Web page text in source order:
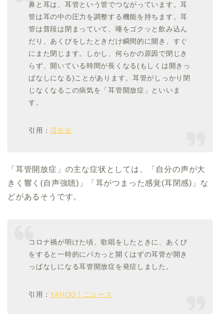
鼻と耳は、耳管という管でつながっています。耳
管は耳の中の圧力を調整する機能を持ちます。耳
管は普段は閉まっていて、唾をゴクッと飲み込ん
だり、あくびをしたときだけ瞬間的に開き、すぐ
にまた閉じます。しかし、何らかの原因で閉じき
らず、開いている時間が長くなる(もしくは開きっ
ぱなしになる)ことがあります。耳管がしっかり閉
じなくなるこの病気を「耳管開放症」といいま
す。
引用：済生会
「耳管開放症」の主な症状としては、「自分の声が大
きく響く(自声強聴)」「耳がつまった感覚(耳閉感)」な
どがあるそうです。
コロナ禍が明けた頃、歌唱をしたときに、あくび
をすると一時的にパカっと開くはずの耳管が開き
っぱなしになる耳管開放症を発症しました。
引用：YAHOO！ニュース